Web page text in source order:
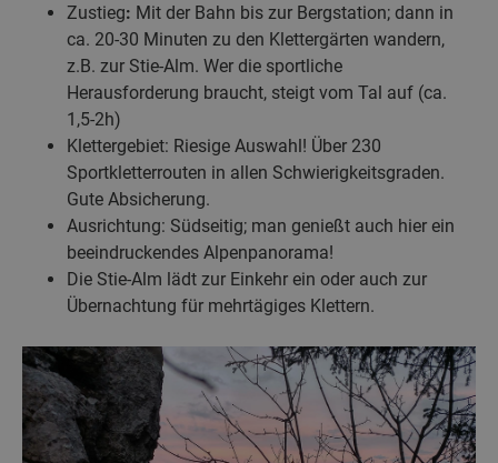
Zustieg: Mit der Bahn bis zur Bergstation; dann in
ca. 20-30 Minuten zu den Klettergärten wandern,
z.B. zur Stie-Alm. Wer die sportliche
Herausforderung braucht, steigt vom Tal auf (ca.
1,5-2h)
Klettergebiet: Riesige Auswahl! Über 230
Sportkletterrouten in allen Schwierigkeitsgraden.
Gute Absicherung.
Ausrichtung: Südseitig; man genießt auch hier ein
beeindruckendes Alpenpanorama!
Die Stie-Alm lädt zur Einkehr ein oder auch zur
Übernachtung für mehrtägiges Klettern.